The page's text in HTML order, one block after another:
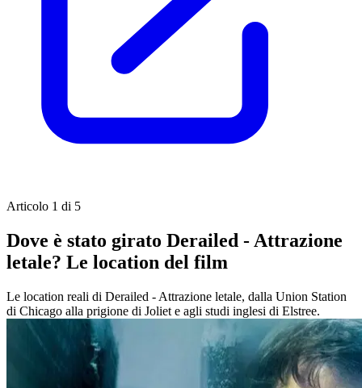
Articolo 1 di 5
Dove è stato girato Derailed - Attrazione
letale? Le location del film
Le location reali di Derailed - Attrazione letale, dalla Union Station
di Chicago alla prigione di Joliet e agli studi inglesi di Elstree.